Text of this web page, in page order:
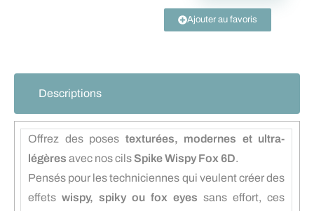
Ajouter au favoris
Descriptions
Offrez des poses texturées, modernes et ultra-
légères avec nos cils Spike Wispy Fox 6D.
Pensés pour les techniciennes qui veulent créer des
effets wispy, spiky ou fox eyes sans effort, ces